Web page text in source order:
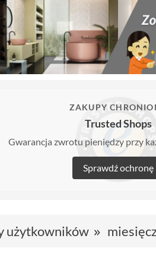
ZAKUPY
Trusted Shops
Gwarancja zwrotu pieniędzy przy
Sprawdź ochronę
użytkowników